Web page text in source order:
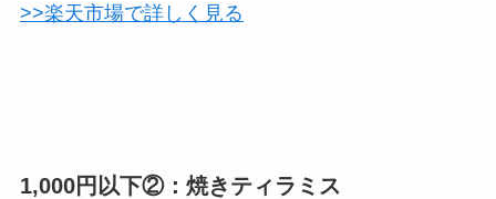
>>楽天市場で詳しく見る
1,000円以下②：焼きティラミス